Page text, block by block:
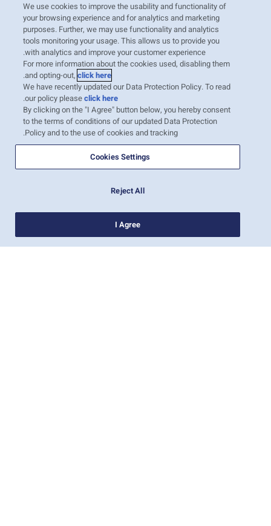
When should the VGM be submitted?
Who is the “Shipper” in the context of the
responsibility for providing the VGM?
For consolidated cargo – who provides the
VGM to the Carrier?
Looking for the Tare Weight of a
We use cookies to improve the usability and functionality of
your browsing experience and for analytics and marketing
purposes. Further, we may use functionality and analytics
tools monitoring your usage. This allows us to provide you
with analytics and improve your customer experience.
For more information about the cookies used, disabling them
and opting-out,click here
.
We have recently updated our Data Protection Policy. To read
our policy pleaseclick here
.
By clicking on the "I Agree" button below, you hereby consent
to the terms of conditions of our updated Data Protection
Policy and to the use of cookies and tracking.
Cookies Settings
Reject All
I Agree